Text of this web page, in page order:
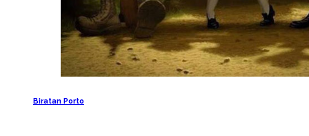
Biratan Porto